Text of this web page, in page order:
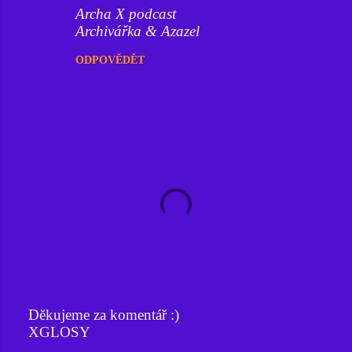
Archa X podcast
Archivářka & Azazel
ODPOVĚDĚT
O
Děkujeme za komentář :)
XGLOSY